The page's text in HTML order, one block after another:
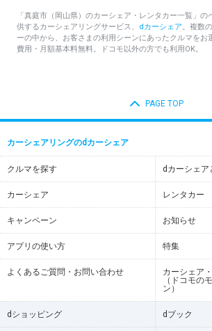
「真庭市（岡山県）のカーシェア・レンタカー一覧」の
供するカーシェアリングサービス、 dカーシェア。複数
ーの中から、お客さまの利用シーンにあったクルマをお
費用・月額基本料無料。ドコモ以外の方でも利用OK。
PAGE TOP
カーシェアリングのdカーシェア
クルマを探す dカーシェア
カーシェア レンタカー
キャンペーン お知らせ
アプリの使い方 特集
よくあるご質問・お問い合わせ
カーシェア
（ドコモの
ン）
dショッピング dブック